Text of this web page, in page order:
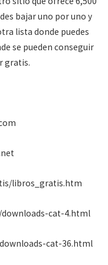
bajar uno por uno y
lista donde puedes
se pueden conseguir
gratis.
libros_gratis.htm
cat-4.html
cat-36.html